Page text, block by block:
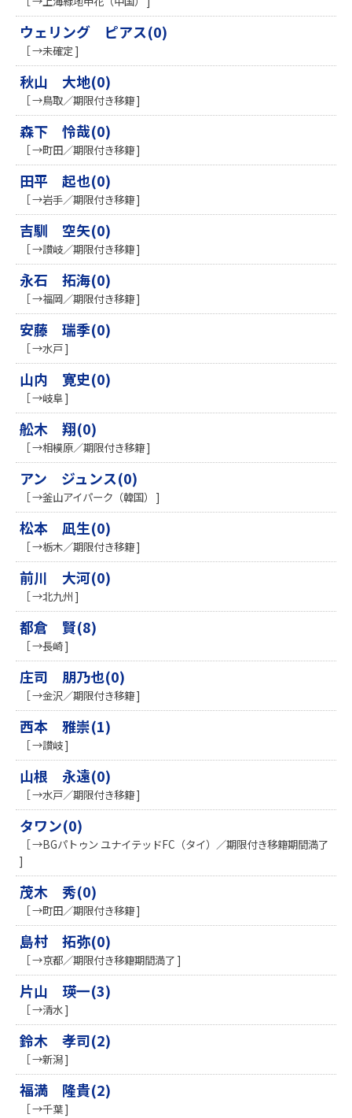
ウェリング ピアス(0)
［ →未確定 ]
秋山 大地(0)
［ →鳥取／期限付き移籍 ]
森下 怜哉(0)
［ →町田／期限付き移籍 ]
田平 起也(0)
［ →岩手／期限付き移籍 ]
吉馴 空矢(0)
［ →讃岐／期限付き移籍 ]
永石 拓海(0)
［ →福岡／期限付き移籍 ]
安藤 瑞季(0)
［ →水戸 ]
山内 寛史(0)
［ →岐阜 ]
舩木 翔(0)
［ →相模原／期限付き移籍 ]
アン ジュンス(0)
［ →釜山アイパーク（韓国） ]
松本 凪生(0)
［ →栃木／期限付き移籍 ]
前川 大河(0)
［ →北九州 ]
都倉 賢(8)
［ →長崎 ]
庄司 朋乃也(0)
［ →金沢／期限付き移籍 ]
西本 雅崇(1)
［ →讃岐 ]
山根 永遠(0)
［ →水戸／期限付き移籍 ]
タワン(0)
［ →BGパトゥン ユナイテッドFC（タイ）／期限付き移籍期間満了
]
茂木 秀(0)
［ →町田／期限付き移籍 ]
島村 拓弥(0)
［ →京都／期限付き移籍期間満了 ]
片山 瑛一(3)
［ →清水 ]
鈴木 孝司(2)
［ →新潟 ]
福満 隆貴(2)
［ →千葉 ]